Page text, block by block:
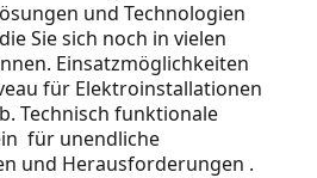
und Technologien
Sie sich noch in vielen
Einsatzmöglichkeiten
für Elektroinstallationen
Technisch funktionale
für unendliche
und Herausforderungen .